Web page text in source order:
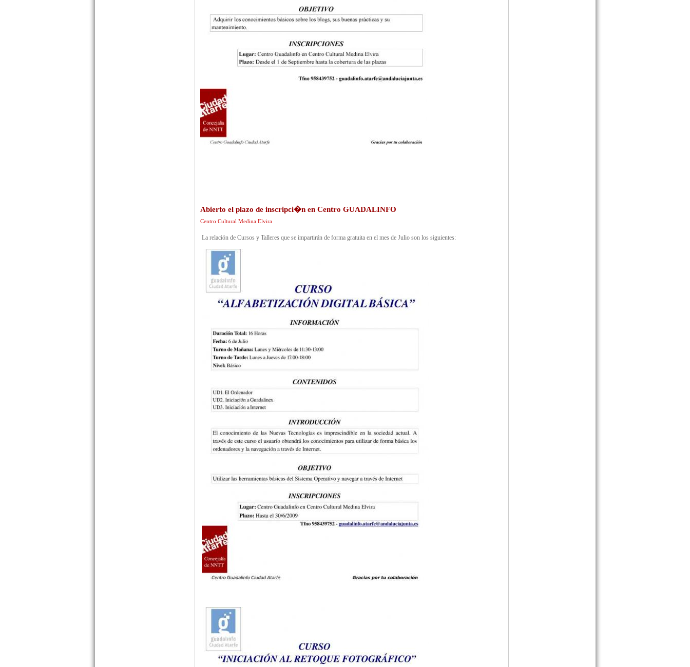
Abierto el plazo de inscripci�n en Centro GUADALINFO
Centro Cultural Medina Elvira
La relación de Cursos y Talleres que se impartirán de forma gratuita en el mes de Julio son los siguientes: